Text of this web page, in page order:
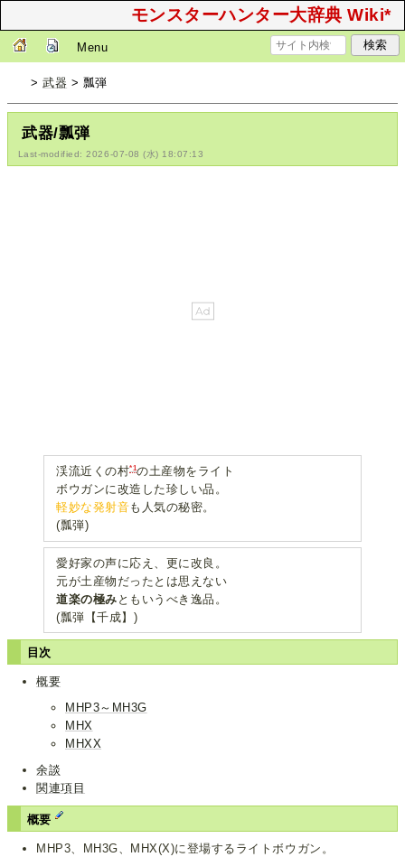
モンスターハンター大辞典 Wiki*
Menu
>武器 > 瓢弾
武器/瓢弾
Last-modified: 2026-07-08 (水) 18:07:13
渓流近くの村*1の土産物をライト
ボウガンに改造した珍しい品。
軽妙な発射音も人気の秘密。
(瓢弾)
愛好家の声に応え、更に改良。
元が土産物だったとは思えない
道楽の極み ともいうべき逸品。
(瓢弾【千成】)
目次
概要
MHP3～MH3G
MHX
MHXX
余談
関連項目
概要
MHP3、MH3G、MHX(X)に登場するライトボウガン。